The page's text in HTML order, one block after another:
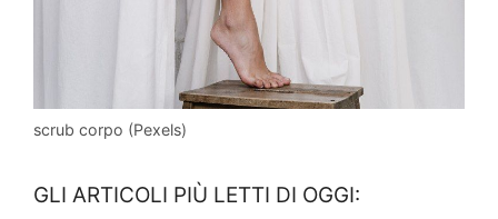
scrub corpo (Pexels)
GLI ARTICOLI PIÙ LETTI DI OGGI: